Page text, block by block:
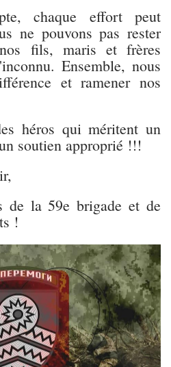
chaque effort peut
ne pouvons pas rester
fils, maris et frères
Ensemble, nous
et ramener nos
héros qui méritent un
soutien approprié !!!
de la 59e brigade et de
!